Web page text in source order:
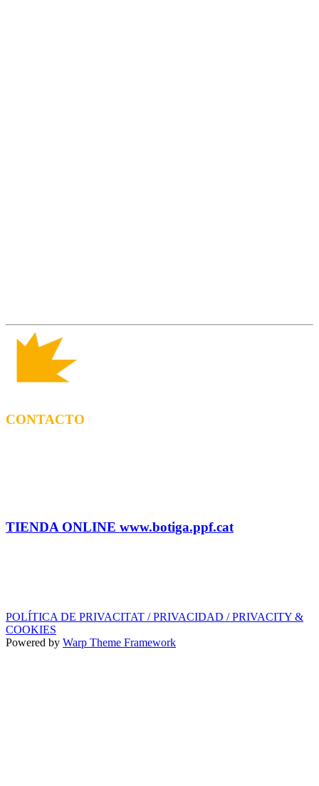
CONTACTO
TIENDA ONLINE www.botiga.ppf.cat
POLÍTICA DE PRIVACITAT / PRIVACIDAD / PRIVACITY &
COOKIES
Powered by Warp Theme Framework